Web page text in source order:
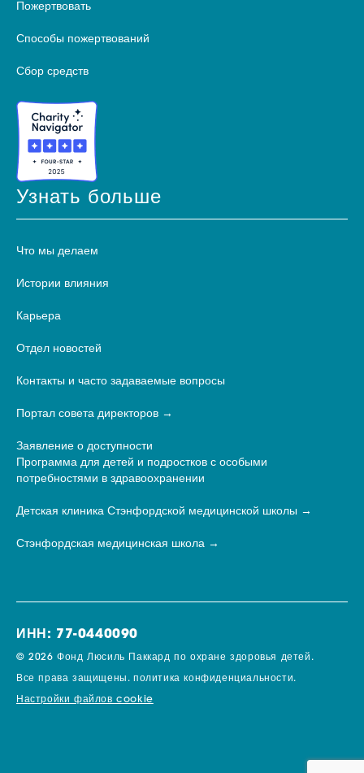
Пожертвовать
Способы пожертвований
Сбор средств
Узнать больше
Что мы делаем
Истории влияния
Карьера
Отдел новостей
Контакты и часто задаваемые вопросы
Портал совета директоров
Заявление о доступности
Программа для детей и подростков с особыми
потребностями в здравоохранении
Детская клиника Стэнфордской медицинской школы
Стэнфордская медицинская школа
ИНН: 77-0440090
© 2026 Фонд Люсиль Паккард по охране здоровья детей.
Все права защищены. политика конфиденциальности.
Настройки файлов cookie